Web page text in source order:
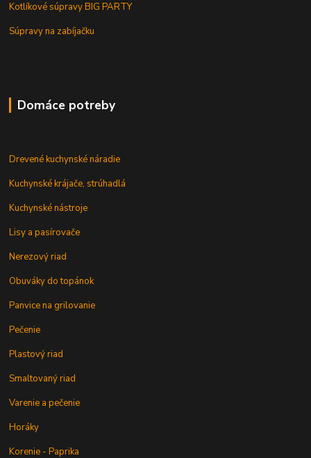
Kotlíkové súpravy BIG PARTY
Súpravy na zabíjačku
Domáce potreby
Drevené kuchynské náradie
Kuchynské krájače, strúhadlá
Kuchynské nástroje
Lisy a pasírovače
Nerezový riad
Obuváky do topánok
Panvice na grilovanie
Pečenie
Plastový riad
Smaltovaný riad
Varenie a pečenie
Horáky
Korenie - Paprika